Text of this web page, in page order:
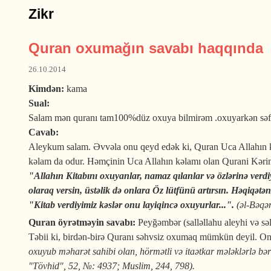
Zikr
Quran oxumağın savabı haqqında
26.10.2014
Kimdən: kama
Sual:
Salam mən quranı tam100%düz oxuya bilmirəm .oxuyarkən
Cavab:
Aleykum salam. Əvvəla onu qeyd edək ki, Quran Uca Allahın
kəlam da odur. Həmçinin Uca Allahın kəlamı olan Qurani
"Allahın Kitabını oxuyanlar, namaz qılanlar və özlərinə
olaraq versin, üstəlik də onlara Öz lütfünü artırsın.
"Kitab verdiyimiz kəslər onu layiqincə oxuyurlar...". (əl-
Quran öyrətməyin savabı: Peyğəmbər (salləllahu aleyhi və
Təbii ki, birdən-birə Quranı səhvsiz oxumaq mümkün deyil.
oxuyub məharət sahibi olan, hörmətli və itaətkar mələklərlə
"Tövhid", 52, №: 4937; Muslim, 244, 798).